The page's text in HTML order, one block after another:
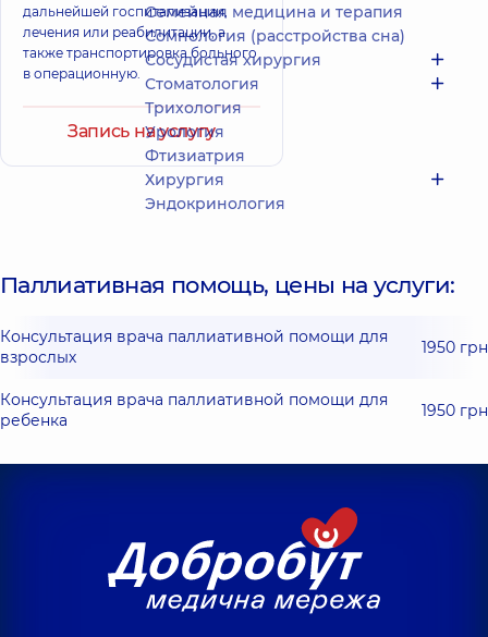
дальнейшей госпитализации,
лечения или реабилитации, а
также транспортировка больного
в операционную.
Запись на услугу
Семейная медицина и терапия
Сомнология (расстройства сна)
Сосудистая хирургия
Стоматология
Трихология
Урология
Фтизиатрия
Хирургия
Эндокринология
Паллиативная помощь, цены на услуги:
Консультация врача паллиативной помощи для
взрослых
1950 грн
Консультация врача паллиативной помощи для
ребенка
1950 грн